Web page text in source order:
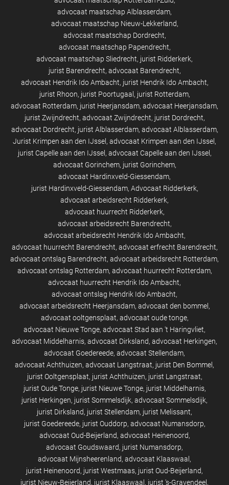
advocaat maatschap Alblasserdam
advocaat maatschap Nieuw-Lekkerland
advocaat maatschap Dordrecht
advocaat maatschap Papendrecht
advocaat maatschap Sliedrecht jurist Ridderkerk
jurist Barendrecht advocaat Barendrecht
advocaat Hendrik Ido Ambacht jurist Hendrik Ido Ambacht
jurist Rhoon jurist Poortugaal
jurist Rotterdam
advocaat Rotterdam jurist Heerjansdam advocaat Heerjansdam
jurist Zwijndrecht advocaat Zwijndrecht jurist Dordrecht
advocaat Dordrecht jurist Alblasserdam advocaat Alblasserdam
Jurist Krimpen aan den IJssel advocaat Krimpen aan den IJssel
jurist Capelle aan den IJssel advocaat Capelle aan den IJssel
advocaat Gorinchem jurist Gorinchem
advocaat Hardinxveld-Giessendam
jurist Hardinxveld-Giessendam Advocaat Ridderkerk
advocaat arbeidsrecht Ridderkerk
advocaat huurrecht Ridderkerk
advocaat arbeidsrecht Barendrecht
advocaat arbeidsrecht Hendrik Ido Ambacht
advocaat huurrecht Barendrecht advocaat erfrecht Barendrecht
advocaat ontslag Barendrecht advocaat arbeidsrecht Rotterdam
advocaat ontslag Rotterdam advocaat huurrecht Rotterdam
advocaat huurrecht Hendrik Ido Ambacht
advocaat ontslag Hendrik Ido Ambacht
advocaat arbeidsrecht Heerjansdam advocaat den bommel
advocaat ooltgensplaat advocaat oude tonge
advocaat Nieuwe Tonge advocaat Stad aan 't Haringvliet
advocaat Middelharnis advocaat Dirksland advocaat Herkingen
advocaat Goedereede advocaat Stellendam
advocaat Achthuizen advocaat Langstraat jurist Den Bommel
jurist Ooltgensplaat jurist Achthuizen jurist Langstraat
jurist Oude Tonge jurist Nieuwe Tonge jurist Middelharnis
jurist Herkingen jurist Sommelsdijk advocaat Sommelsdijk
jurist Dirksland jurist Stellendam jurist Melissant
jurist Goedereede jurist Ouddorp advocaat Numansdorp
advocaat Oud-Beijerland advocaat Heinenoord
advocaat Goudswaard jurist Numansdorp
advocaat Mijnsheerenland advocaat Klaaswaal
jurist Heinenoord jurist Westmaas jurist Oud-Beijerland
jurist Nieuw-Beijerland jurist Klaaswaal
jurist 's-Gravendeel